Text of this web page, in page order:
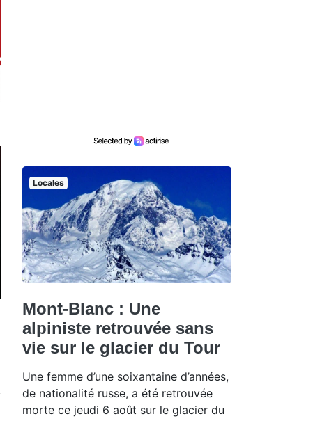
Locales
Mont-Blanc : Une
alpiniste retrouvée sans
vie sur le glacier du Tour
Une femme d’une soixantaine d’années,
de nationalité russe, a été retrouvée
morte ce jeudi 6 août sur le glacier du